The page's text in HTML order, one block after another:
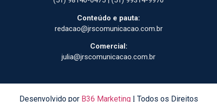
Conteúdo e pauta:
redacao@jrscomunicacao.com.br
Comercial:
julia@jrscomunicacao.com.br
Desenvolvido por B36 Marketing| Todos os Direitos